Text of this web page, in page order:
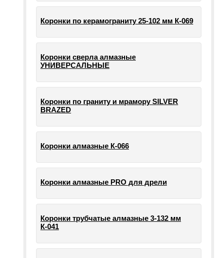
Коронки по керамограниту 25-102 мм К-069
Коронки сверла алмазные
УНИВЕРСАЛЬНЫЕ
Коронки по граниту и мрамору SILVER
BRAZED
Коронки алмазные К-066
Коронки алмазные PRO для дрели
Коронки трубчатые алмазные 3-132 мм
К-041